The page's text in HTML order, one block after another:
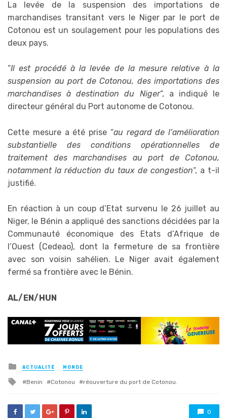
La levée de la suspension des importations de
marchandises transitant vers le Niger par le port de
Cotonou est un soulagement pour les populations des
deux pays.
“Il est procédé à la levée de la mesure relative à la
suspension au port de Cotonou, des importations des
marchandises à destination du Niger“, a indiqué le
directeur général du Port autonome de Cotonou.
Cette mesure a été prise “au regard de l’amélioration
substantielle des conditions opérationnelles de
traitement des marchandises au port de Cotonou,
notamment la réduction du taux de congestion“, a t-il
justifié.
En réaction à un coup d’Etat survenu le 26 juillet au
Niger, le Bénin a appliqué des sanctions décidées par la
Communauté économique des Etats d’Afrique de
l’Ouest (Cedeao), dont la fermeture de sa frontière
avec son voisin sahélien. Le Niger avait également
fermé sa frontière avec le Bénin.
AL/EN/HUN
Posted
in
ACTUALITÉ MONDE
Tagged
Benin Cotonou réouverture du port de Cotonou.
0